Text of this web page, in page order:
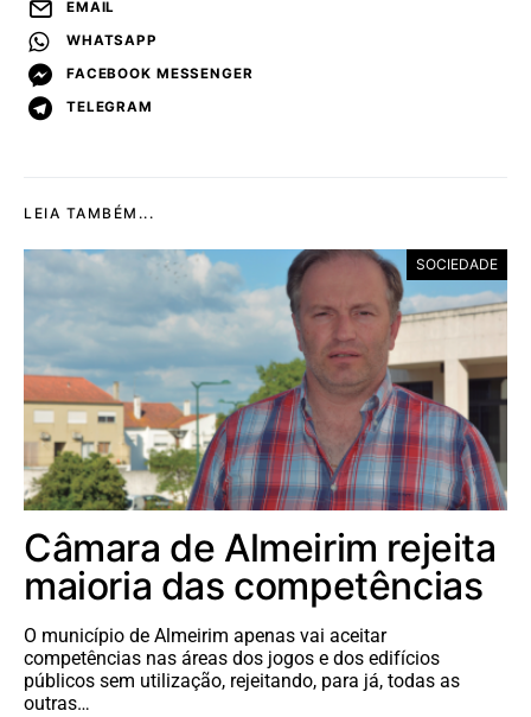
EMAIL
WHATSAPP
FACEBOOK MESSENGER
TELEGRAM
LEIA TAMBÉM...
SOCIEDADE
Câmara de Almeirim rejeita
maioria das competências
O município de Almeirim apenas vai aceitar
competências nas áreas dos jogos e dos edifícios
públicos sem utilização, rejeitando, para já, todas as
outras…